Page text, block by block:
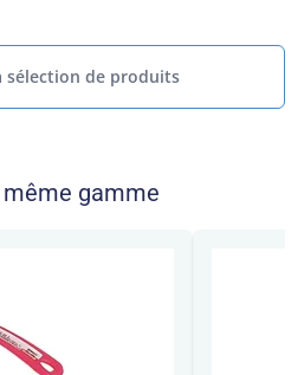
sélection de produits
même gamme